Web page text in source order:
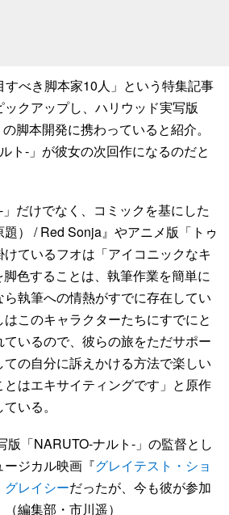
べき脚本家10人」という特集記事
ックアップし、ハリウッド実写版
脚本開発に携わっていると紹介。
ト-」が彼女の次回作になるのだと
だけでなく、コミックを基にした
題） / Red Sonja』やアニメ版「トゥ
ているフオは「アイコニックなキ
色することは、執筆作業を簡単に
執筆への情熱がすでに存在してい
このキャラクターたちにすでにと
いるので、彼らの旅をただサポー
ての自分に訴えかける方法で楽しい
はエキサイティングです」と原作
いる。
「NARUTO-ナルト-」の監督とし
ジカル映画『グレイテスト・ショ
グレイシーだったが、今も彼が参加
編集部・市川遥）